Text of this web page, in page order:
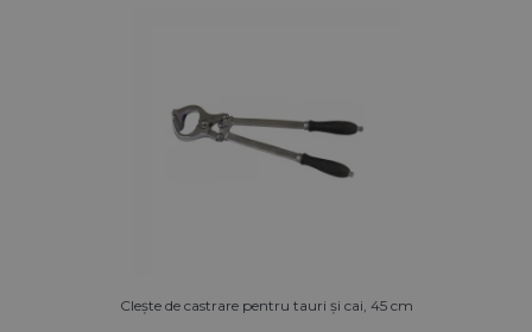
Clește de castrare pentru tauri și cai, 45 cm